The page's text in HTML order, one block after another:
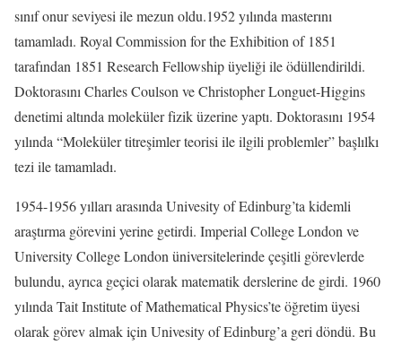
sınıf onur seviyesi ile mezun oldu.1952 yılında masterını
tamamladı. Royal Commission for the Exhibition of 1851
tarafından 1851 Research Fellowship üyeliği ile ödüllendirildi.
Doktorasını Charles Coulson ve Christopher Longuet-Higgins
denetimi altında moleküler fizik üzerine yaptı. Doktorasını 1954
yılında “Moleküler titreşimler teorisi ile ilgili problemler” başlılkı
tezi ile tamamladı.
1954-1956 yılları arasında Univesity of Edinburg’ta kidemli
araştırma görevini yerine getirdi. Imperial College London ve
University College London üniversitelerinde çeşitli görevlerde
bulundu, ayrıca geçici olarak matematik derslerine de girdi. 1960
yılında Tait Institute of Mathematical Physics’te öğretim üyesi
olarak görev almak için Univesity of Edinburg’a geri döndü. Bu